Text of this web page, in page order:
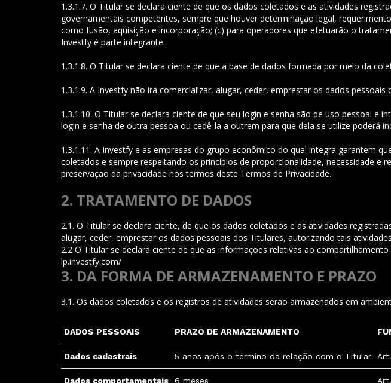
1.3.1.7. O Titular se declara ciente de que os dados coletados e as atividades
governamentais competentes, sempre que houver determinação legal,
como fusão, aquisição e incorporação; (c) para operadores que efetuarão o
Investfy é parte integrante.
1.3.1.8. O Titular se declara ciente de que a base de dados formada por meio da
1.3.1.9. A Investfy não irá comercializar, alugar, ceder, emprestar os dados pessoais
1.3.1.10. O Titular se declara ciente de que seu login e senha são de uso pessoal
login e senha de outra pessoa ou cedê-la a outrem para que dela se utilize poderá
1.3.1.11. A Investfy e as empresas do grupo econômico do qual integra garantem
coletados e sempre respeitando os princípios de proporcionalidade, necessidade
preservação da privacidade nos termos deste Termos de Privacidade.
2. TRATAMENTO DE DADOS
2.1. O Titular se declara ciente, de que os dados coletados e as atividades
alugar, ceder, emprestar os dados pessoais dos Titulares, autorizando tais
2.2 O Titular se declara ciente de que as informações relativas ao
lp.investfy.com/
3. DA FORMA DE ARMAZENAMENTO E PRAZO
3.1. Os dados coletados e os registros de atividades serão armazenados em
DADOS PESSOAIS PRAZO DE ARMAZENAMENTO
Dados cadastrais 5 anos após o término da relação com o Titular
Dados comportamentais 6 meses